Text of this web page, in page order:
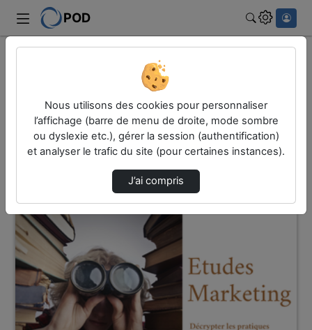
POD
15 vidéos trouvées
Audio Vidéo
Direction de tri
00:01:37
Nous utilisons des cookies pour personnaliser
l’affichage (barre de menu de droite, mode sombre
ou dyslexie etc.), gérer la session (authentification)
et analyser le trafic du site (pour certaines instances).
J’ai compris